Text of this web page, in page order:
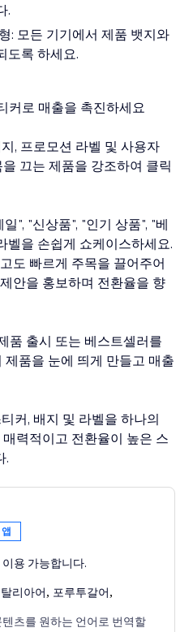
.
: 모든 기기에서 제품 뱃지와
도록 하세요.
커로 매출을 촉진하세요
, 프로모션 라벨 및 사용자
끄는 제품을 강조하여 클릭
", "신상품", "인기 상품", "베
벨을 손쉽게 쇼케이스하세요.
도 빠르게 주목을 끌어주어
안을 홍보하며 전환율을 향
품 출시 또는 베스트셀러를
품을 눈에 띄게 만들고 매출
커, 배지 및 라벨을 하나의
력적이고 전환율이 높은 스
.
전환하세요.
용 가능합니다.
리아어, 포루투갈어,
츠를 원하는 언어로 번역할